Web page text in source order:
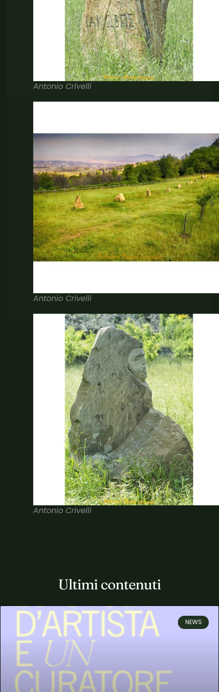
Antonio Crivelli
Antonio Crivelli
Antonio Crivelli
Ultimi contenuti
NEWS